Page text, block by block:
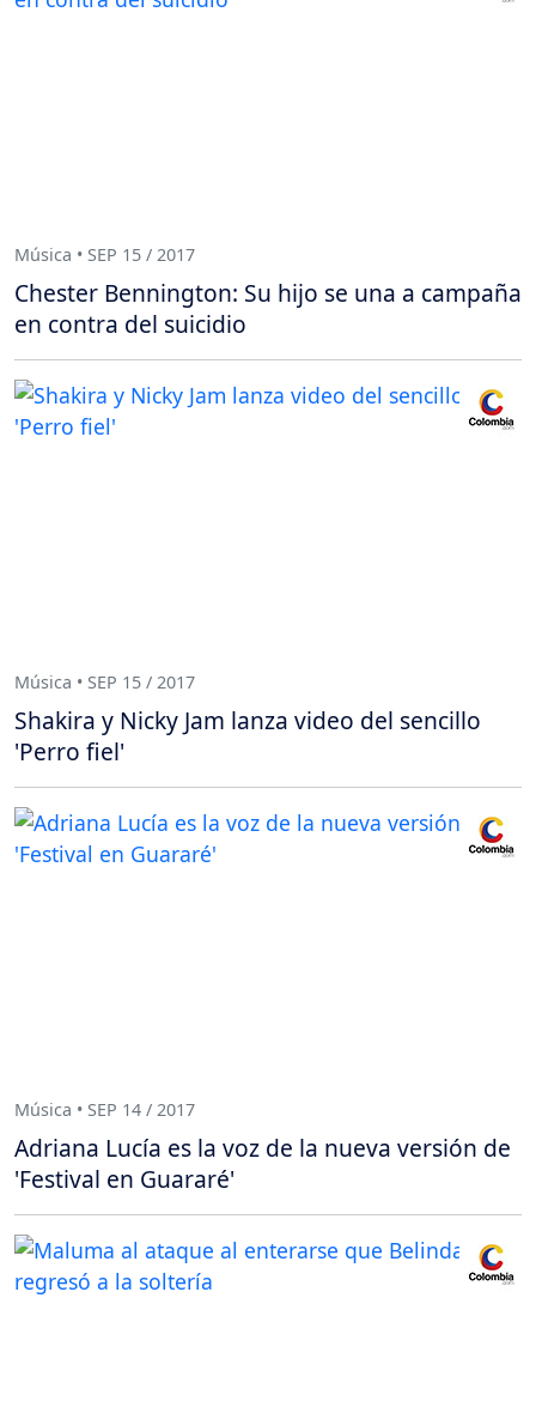
Música • SEP 15 / 2017
Chester Bennington: Su hijo se una a campaña
en contra del suicidio
Música • SEP 15 / 2017
Shakira y Nicky Jam lanza video del sencillo
'Perro fiel'
Música • SEP 14 / 2017
Adriana Lucía es la voz de la nueva versión de
'Festival en Guararé'